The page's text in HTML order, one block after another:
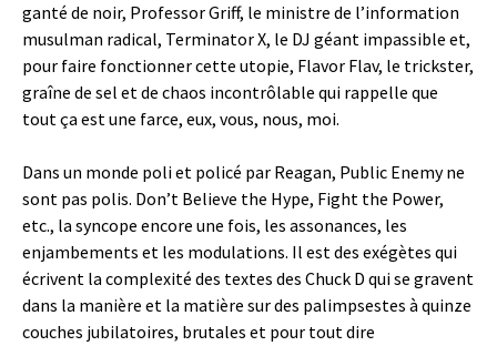
ganté de noir, Professor Griff, le ministre de l’information
musulman radical, Terminator X, le DJ géant impassible et,
pour faire fonctionner cette utopie, Flavor Flav, le trickster,
graîne de sel et de chaos incontrôlable qui rappelle que
tout ça est une farce, eux, vous, nous, moi.
Dans un monde poli et policé par Reagan, Public Enemy ne
sont pas polis. Don’t Believe the Hype, Fight the Power,
etc., la syncope encore une fois, les assonances, les
enjambements et les modulations. Il est des exégètes qui
écrivent la complexité des textes des Chuck D qui se gravent
dans la manière et la matière sur des palimpsestes à quinze
couches jubilatoires, brutales et pour tout dire